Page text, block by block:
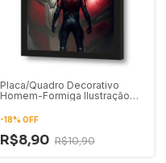
Placa/Quadro Decorativo
Homem-Formiga Ilustração
-18% OFF
R$8,90 R$10,90